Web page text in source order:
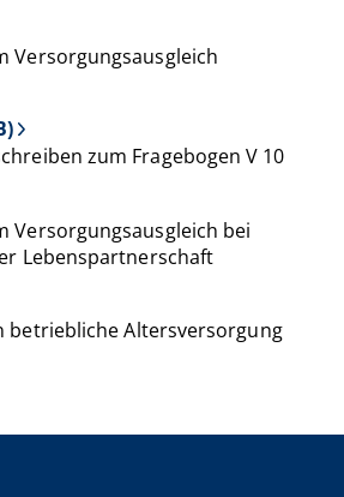
Versorgungsausgleich
zum Fragebogen V 10
Versorgungsausgleich bei
Lebenspartnerschaft
betriebliche Altersversorgung